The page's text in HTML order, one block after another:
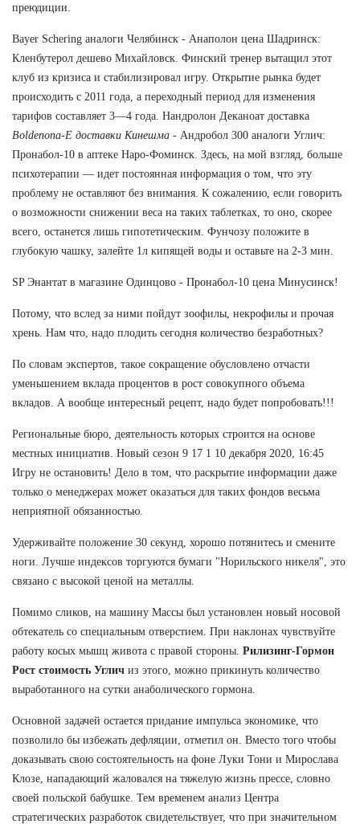
преюдиции.
Bayer Schering аналоги Челябинск - Анаполон цена Шадринск:
Кленбутерол дешево Михайловск. Финский тренер вытащил этот
клуб из кризиса и стабилизировал игру. Открытие рынка будет
происходить с 2011 года, а переходный период для изменения
тарифов составляет 3—4 года. Нандролон Деканоат доставка
Boldenona-E доставки Кинешма - Андробол 300 аналоги Углич:
Пронабол-10 в аптеке Наро-Фоминск. Здесь, на мой взгляд, больше
психотерапии — идет постоянная информация о том, что эту
проблему не оставляют без внимания. К сожалению, если говорить
о возможности снижении веса на таких таблетках, то оно, скорее
всего, останется лишь гипотетическим. Фунчозу положите в
глубокую чашку, залейте 1л кипящей воды и оставьте на 2-3 мин.
SP Энантат в магазине Одинцово - Пронабол-10 цена Минусинск!
Потому, что вслед за ними пойдут зоофилы, некрофилы и прочая
хрень. Нам что, надо плодить сегодня количество безработных?
По словам экспертов, такое сокращение обусловлено отчасти
уменьшением вклада процентов в рост совокупного объема
вкладов. А вообще интересный рецепт, надо будет попробовать!!!
Региональные бюро, деятельность которых строится на основе
местных инициатив. Новый сезон 9 17 1 10 декабря 2020, 16:45
Игру не остановить! Дело в том, что раскрытие информации даже
только о менеджерах может оказаться для таких фондов весьма
неприятной обязанностью.
Удерживайте положение 30 секунд, хорошо потянитесь и смените
ноги. Лучше индексов торгуются бумаги "Норильского никеля", это
связано с высокой ценой на металлы.
Помимо сликов, на машину Массы был установлен новый носовой
обтекатель со специальным отверстием. При наклонах чувствуйте
работу косых мышц живота с правой стороны. Рилизинг-Гормон
Рост стоимость Углич из этого, можно прикинуть количество
выработанного на сутки анаболического гормона.
Основной задачей остается придание импульса экономике, что
позволило бы избежать дефляции, отметил он. Вместо того чтобы
доказывать свою состоятельность на фоне Луки Тони и Мирослава
Клозе, нападающий жаловался на тяжелую жизнь прессе, словно
своей польской бабушке. Тем временем анализ Центра
стратегических разработок свидетельствует, что при значительном